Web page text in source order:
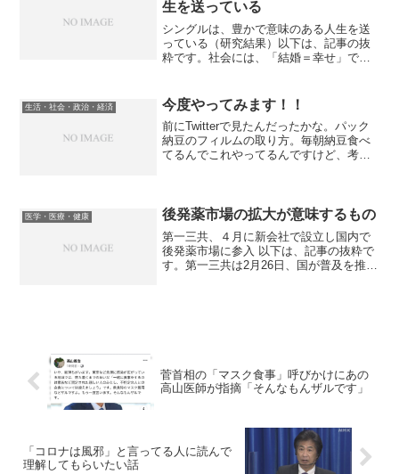
生を送っている
シングルは、豊かで意味のある人生を送
っている（研究結果）以下は、記事の抜
粋です。社会には、「結婚＝幸せ」であ
リカ心理学会で発表された研究による
と、シングルの人たちは同...
生活・社会・政治・経済 今度やってみます！！
前にTwitterで見たんだったかな。パック
納豆のフィルムの取り方。毎朝納豆食べ
てるんでこれやってるんですけど、考え
医学・医療・健康 後発薬市場の拡大が意味するもの
第一三共、４月に新会社で設立し国内で
後発薬市場に参入 以下は、記事の抜粋で
す。第一三共は2月26日、国が普及を推進
菅首相の「マスク食事」呼びかけにあの
高山医師が指摘「そんなもんザルです」
「コロナは風邪」と言ってる人に読んで
理解してもらいたい話